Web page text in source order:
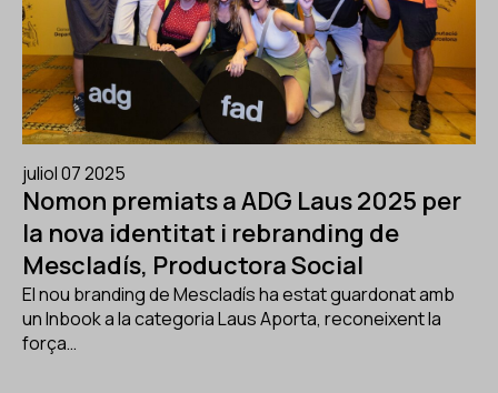
juliol 07 2025
Nomon premiats a ADG Laus 2025 per
la nova identitat i rebranding de
Mescladís, Productora Social
El nou branding de Mescladís ha estat guardonat amb
un Inbook a la categoria Laus Aporta, reconeixent la
força…